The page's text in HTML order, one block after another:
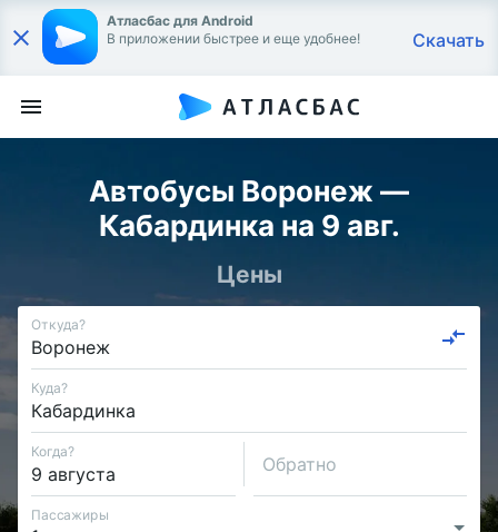
Атласбас для Android
В приложении быстрее и еще удобнее!
Скачать
Автобусы Воронеж —
Кабардинка на 9 авг.
Цены
Откуда?
Куда?
Когда?
Обратно
Пассажиры